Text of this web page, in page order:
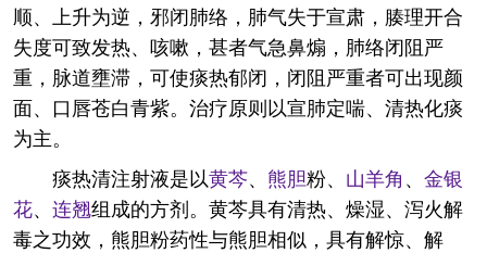
顺、上升为逆，邪闭肺络，肺气失于宣肃，腠理开合
失度可致发热、咳嗽，甚者气急鼻煽，肺络闭阻严
重，脉道壅滞，可使痰热郁闭，闭阻严重者可出现颜
面、口唇苍白青紫。治疗原则以宣肺定喘、清热化痰
为主。
痰热清注射液是以黄芩、 熊胆粉、 山羊角、 金银
花、 连翘组成的方剂。黄芩具有清热、燥湿、泻火解
毒之功效，熊胆粉药性与熊胆相似，具有解惊、解